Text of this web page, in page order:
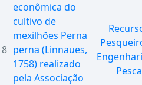
econômica do
cultivo de
mexilhões Perna
perna (Linnaues,
1758) realizado
pela Associação
Pesca